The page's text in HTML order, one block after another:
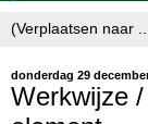
donderdag 29
Werkwijze